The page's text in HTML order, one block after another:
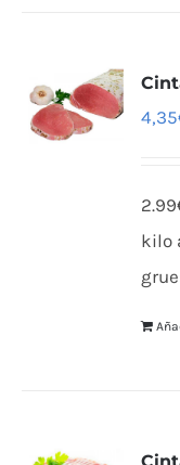
4,35
kilo